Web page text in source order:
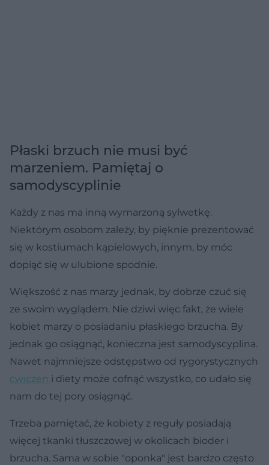
Płaski brzuch nie musi być
marzeniem. Pamiętaj o
samodyscyplinie
Każdy z nas ma inną wymarzoną sylwetkę.
Niektórym osobom zależy, by pięknie prezentować
się w kostiumach kąpielowych, innym, by móc
dopiąć się w ulubione spodnie.
Większość z nas marzy jednak, by dobrze czuć się
ze swoim wyglądem. Nie dziwi więc fakt, że wiele
kobiet marzy o posiadaniu płaskiego brzucha. By
jednak go osiągnąć, konieczna jest samodyscyplina.
Nawet najmniejsze odstępstwo od rygorystycznych
ćwiczeń i diety może cofnąć wszystko, co udało się
nam do tej pory osiągnąć.
Trzeba pamiętać, że kobiety z reguły posiadają
więcej tkanki tłuszczowej w okolicach bioder i
brzucha. Sama w sobie "oponka" jest bardzo często